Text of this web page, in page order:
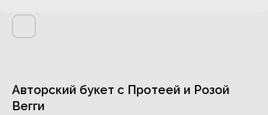
Авторский букет с Протеей и Розой
Вегги